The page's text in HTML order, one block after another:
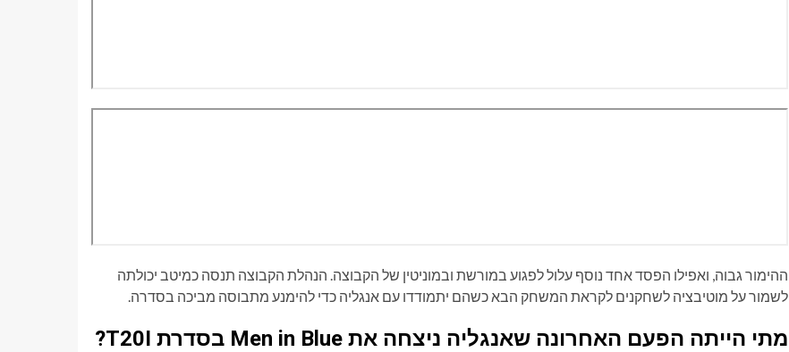
ההימור גבוה, ואפילו הפסד אחד נוסף עלול לפגוע במורשת ובמוניטין של הקבוצה. הנהלת הקבוצה תנסה כמיטב יכולתה
לשמור על מוטיבציה לשחקנים לקראת המשחק הבא כשהם יתמודדו עם אנגליה כדי להימנע מתבוסה מביכה בסדרה.
מתי הייתה הפעם האחרונה שאנגליה ניצחה את Men in Blue בסדרת T20I?